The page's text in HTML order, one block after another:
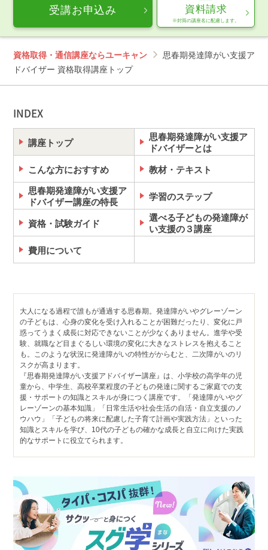
ください。
【デジタル学習サイト推奨環境・利用規約】
最新の内容をこちらよりご確認ください。
推奨環境（https://www.u-can.jp/digitaltool）
利用規約（https://www.u-can.jp/digitalterms）
推奨環境であっても、確実・完全な動作を保証するも
インターネット接続料金等はお客様のご負担となりま
す。通信量の上限のない、または上限に余裕のある回
線でのご利用をお勧めします。
受講お申込み 資料請求
※封筒の講座名に配慮します。
資格取得・通信講座ならユーキャン
思春期発達障がい支援ア
ドバイザー 資格取得講座トップ
INDEX
講座トップ
思春期発達障がい支援ア
ドバイザーとは
こんな方におすすめ 教材・テキスト
思春期発達障がい支援ア
ドバイザー講座の特長
学習のステップ
資格・試験ガイド
選べる子どもの発達障が
い支援の３講座
費用について
大人になる過程で誰もが通過する思春期。発達障がいやグレーゾーン
の子どもは、心身の変化を受け入れることが困難だったり、変化に戸
惑ってうまく成長に対応できないことが少なくありません。進学や受
験、就職など目まぐるしい環境の変化に大きなストレスを抱えること
も。このような状況に発達障がいの特性がからむと、二次障がいのリ
スクが高まります。
『思春期発達障がい支援アドバイザー講座』は、小学校の高学年の児
童から、中学生、高校卒業程度の子どもの発達に関するご家庭での支
援・サポートの知識とスキルが身につく講座です。「発達障がいやグ
レーゾーンの基本知識」「日常生活や社会生活の自活・自立支援のノ
ウハウ」「子どもの将来に配慮した子育て計画や実践方法」といった
知識とスキルを学び、10代の子どもの確かな成長と自立に向けた実践
的なサポートに役立てられます。